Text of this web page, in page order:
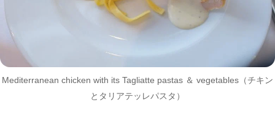
Mediterranean chicken with its Tagliatte pastas ＆ vegetables（チキン
とタリアテッレパスタ）